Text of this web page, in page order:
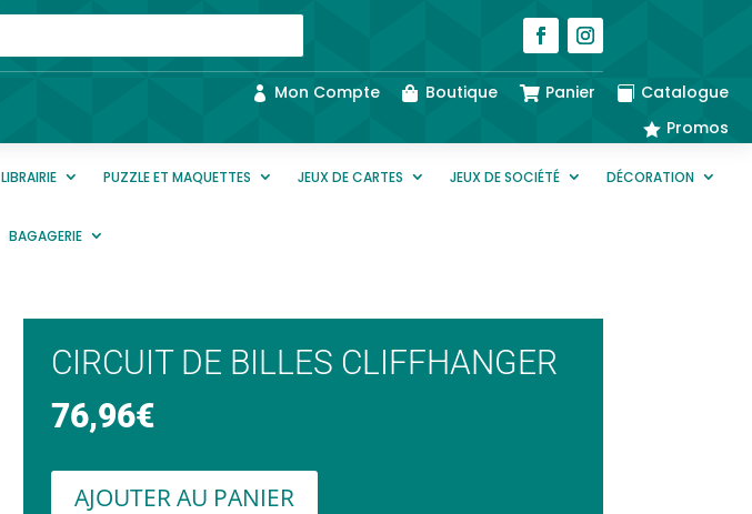
 Mon Compte  Boutique  Panier  Catalogue
 Promos
LIBRAIRIE PUZZLE ET MAQUETTES JEUX DE CARTES JEUX DE SOCIÉTÉ DÉCORATION
BAGAGERIE
CIRCUIT DE BILLES CLIFFHANGER
76,96€
AJOUTER AU PANIER